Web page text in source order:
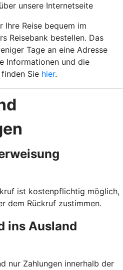
unsere Internetseite
Ihre Reise bequem im
Reisebank bestellen. Das
Tage an eine Adresse
Informationen und die
Sie hier.
ist kostenpflichtig möglich,
dem Rückruf zustimmen.
ins Ausland
nur Zahlungen innerhalb der